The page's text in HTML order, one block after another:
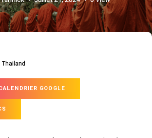
Thailand
GOOGLE